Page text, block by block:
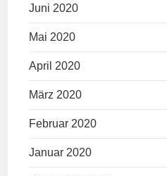
Juni 2020
Mai 2020
April 2020
März 2020
Februar 2020
Januar 2020